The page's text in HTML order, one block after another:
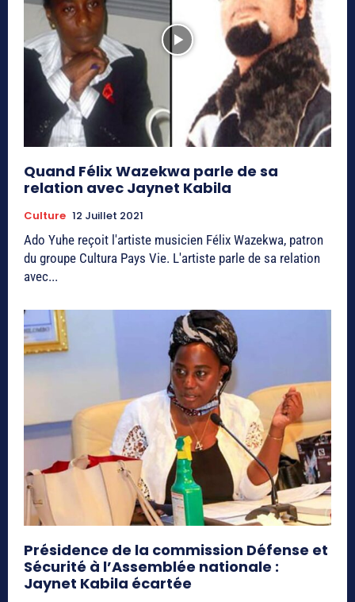
Quand Félix Wazekwa parle de sa
relation avec Jaynet Kabila
Culture 12 Juillet 2021
Ado Yuhe reçoit l'artiste musicien Félix Wazekwa, patron
du groupe Cultura Pays Vie. L'artiste parle de sa relation
avec...
Présidence de la commission Défense et
Sécurité à l’Assemblée nationale :
Jaynet Kabila écartée